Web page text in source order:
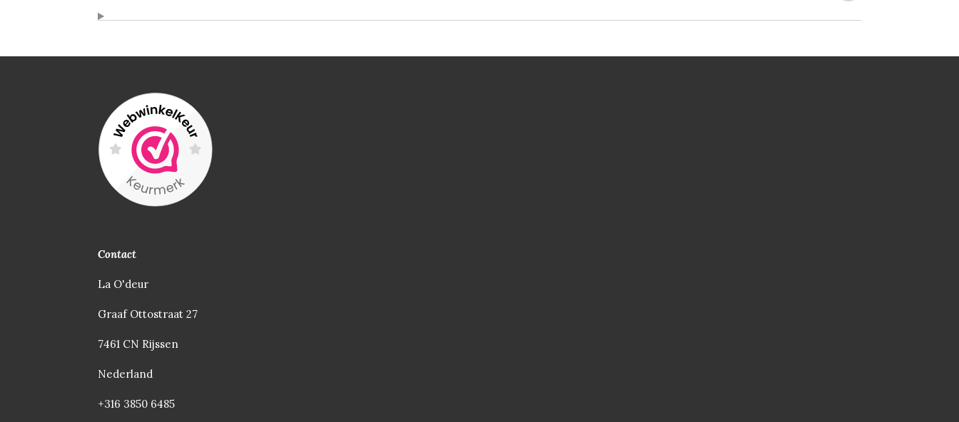
Contact
La O'deur
Graaf Ottostraat 27
7461 CN Rijssen
Nederland
+316 3850 6485